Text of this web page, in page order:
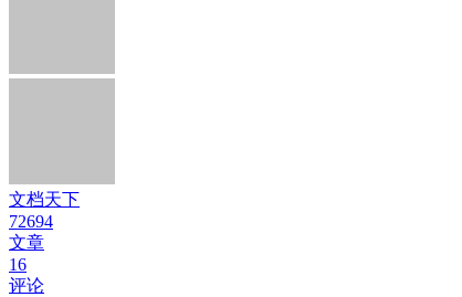
文档天下
72694
文章
16
评论